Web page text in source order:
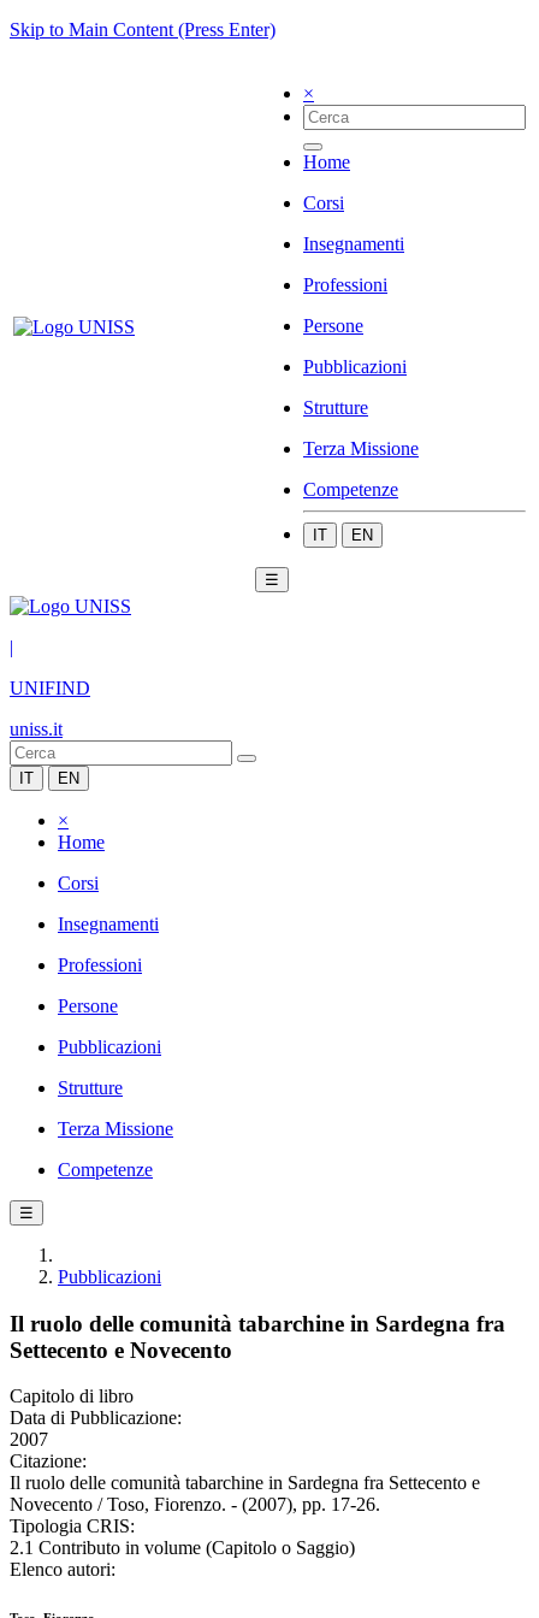
Skip to Main Content (Press Enter)
×
Home
Corsi
Insegnamenti
Professioni
Persone
Pubblicazioni
Strutture
Terza Missione
Competenze
IT EN
☰
|
UNIFIND
uniss.it
IT EN
×
Home
Corsi
Insegnamenti
Professioni
Persone
Pubblicazioni
Strutture
Terza Missione
Competenze
☰
Pubblicazioni
Il ruolo delle comunità tabarchine in Sardegna fra
Settecento e Novecento
Capitolo di libro
Data di Pubblicazione:
2007
Citazione:
Il ruolo delle comunità tabarchine in Sardegna fra Settecento e
Novecento / Toso, Fiorenzo. - (2007), pp. 17-26.
Tipologia CRIS:
2.1 Contributo in volume (Capitolo o Saggio)
Elenco autori: